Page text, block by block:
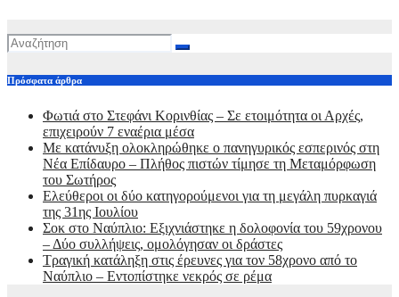
Πρόσφατα άρθρα
Φωτιά στο Στεφάνι Κορινθίας – Σε ετοιμότητα οι Αρχές,
επιχειρούν 7 εναέρια μέσα
Με κατάνυξη ολοκληρώθηκε ο πανηγυρικός εσπερινός στη
Νέα Επίδαυρο – Πλήθος πιστών τίμησε τη Μεταμόρφωση
του Σωτήρος
Ελεύθεροι οι δύο κατηγορούμενοι για τη μεγάλη πυρκαγιά
της 31ης Ιουλίου
Σοκ στο Ναύπλιο: Εξιχνιάστηκε η δολοφονία του 59χρονου
– Δύο συλλήψεις, ομολόγησαν οι δράστες
Τραγική κατάληξη στις έρευνες για τον 58χρονο από το
Ναύπλιο – Εντοπίστηκε νεκρός σε ρέμα